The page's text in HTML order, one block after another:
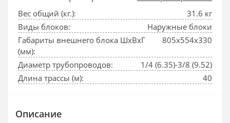
Вес общий (кг.):
31.6 кг
Виды блоков:
Наружные блоки
Габариты внешнего блока ШхВхГ
(мм):
805x554x330
Диаметр трубопроводов:
1/4 (6.35)-3/8 (9.52)
Длина трассы (м):
40
Описание